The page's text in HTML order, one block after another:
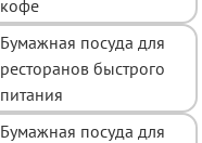
кофе
Бумажная посуда для
ресторанов быстрого
питания
Бумажная посуда для